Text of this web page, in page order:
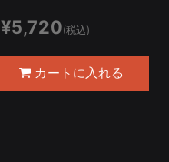
¥5,720(税込)